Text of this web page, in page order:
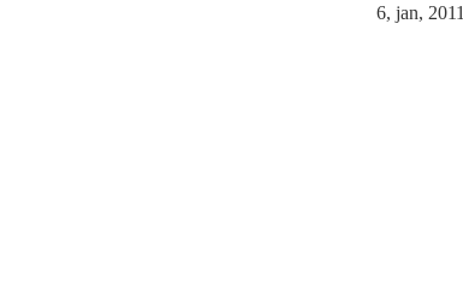
6, jan, 2011